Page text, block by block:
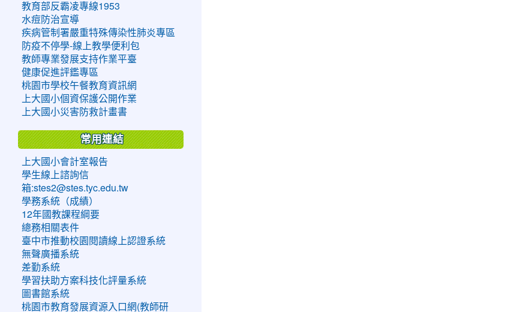
教育部反霸凌專線1953
水痘防治宣導
疾病管制署嚴重特殊傳染性肺炎專區
防疫不停學-線上教學便利包
教師專業發展支持作業平臺
健康促進評鑑專區
桃園市學校午餐教育資訊網
上大國小個資保護公開作業
上大國小災害防救計畫書
常用連結
上大國小會計室報告
學生線上諮詢信
箱:stes2@stes.tyc.edu.tw
學務系統（成績）
12年國教課程綱要
總務相關表件
臺中市推動校園閱讀線上認證系統
無聲廣播系統
差勤系統
學習扶助方案科技化評量系統
圖書館系統
桃園市教育發展資源入口網(教師研